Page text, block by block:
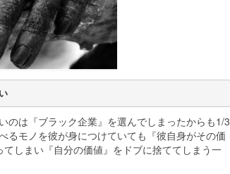
のは『ブラック企業』を選んでしまったからも1/3
るモノを彼が身につけていても『彼自身がその価
しまい『自分の価値』をドブに捨ててしまう一